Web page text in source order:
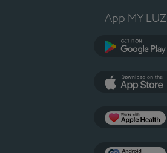
App MY LUZ